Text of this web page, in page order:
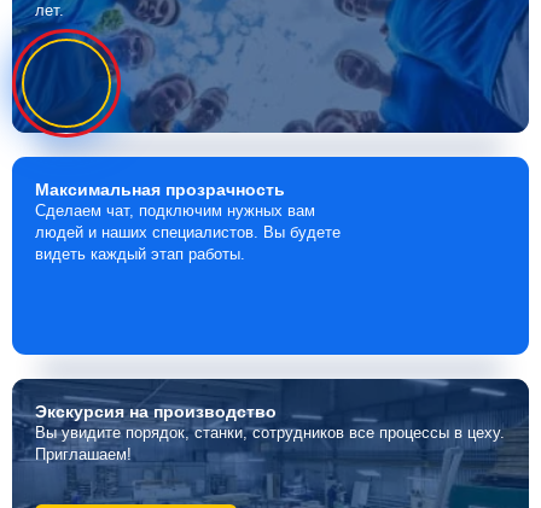
лет.
Максимальная прозрачность
Сделаем чат, подключим нужных вам
людей и наших специалистов. Вы будете
видеть каждый этап работы.
Экскурсияна производство
Вы увидите порядок, станки, сотрудников все процессы в цеху.
Приглашаем!